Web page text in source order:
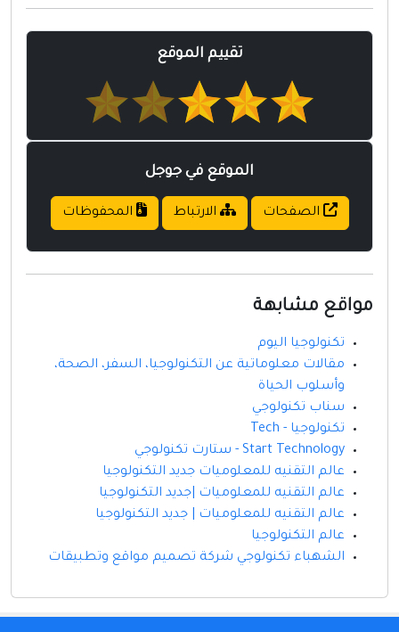
تقييم الموقع
الموقع في جوجل
الصفحات الارتباط المحفوظات
مواقع مشابهة
تكنولوجيا اليوم
مقالات معلوماتية عن التكنولوجيا، السفر، الصحة،
وأسلوب الحياة
سناب تكنولوجي
تكنولوجيا - Tech
Start Technology - ستارت تكنولوجي
عالم التقنيه للمعلوميات جديد التكنولوجيا
عالم التقنيه للمعلوميات |جديد التكنولوجيا
عالم التقنيه للمعلوميات | جديد التكنولوجيا
عالم التكنولوجيا
الشهباء تكنولوجي شركة تصميم مواقع وتطبيقات